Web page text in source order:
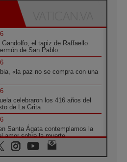
Gandolfo, el tapiz de Raffaello
de San Pablo
«la paz no se compra con una
celebraron los 416 años del
de La Grita
Santa Ágata contemplamos la
amor sobre la muerte
el Santuario de la Madre